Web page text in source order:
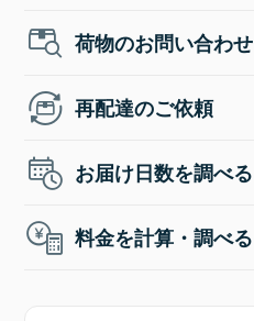
荷物のお問い合わせ
再配達のご依頼
お届け日数を調べる
料金を計算・調べる